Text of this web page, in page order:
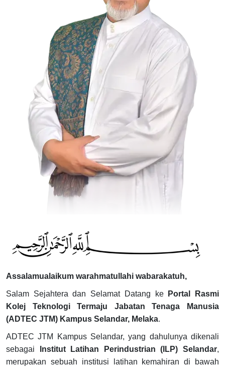
Assalamualaikum warahmatullahi wabarakatuh,
Salam Sejahtera dan Selamat Datang ke
Portal Rasmi
Kolej Teknologi Termaju Jabatan Tenaga Manusia
(ADTEC JTM) Kampus Selandar, Melaka.
ADTEC JTM Kampus Selandar, yang dahulunya dikenali
sebagai
Institut Latihan Perindustrian (ILP) Selandar,
merupakan sebuah institusi latihan kemahiran di bawah